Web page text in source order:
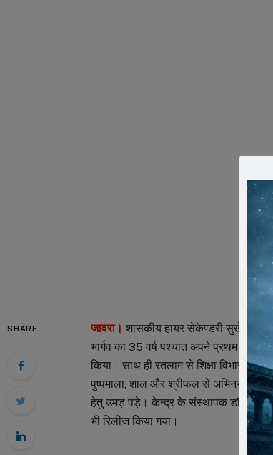
SHARE जावरा। शासकीय हायर सेकेण्डरी सुखेड़ा में
भार्गव का 35 वर्ष पश्चात अपने प्रथम
किया। साथ ही रतलाम से शिक्षा विभाग के
पुष्पमाला, शाल और श्रीफल से अभिनन्दन
हेतु उमड़ पड़े। केन्द्र के संस्थापक डॉ.
भी रिलीज किया गया।